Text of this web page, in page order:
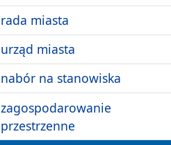
rada miasta
urząd miasta
nabór na stanowiska
zagospodarowanie
przestrzenne